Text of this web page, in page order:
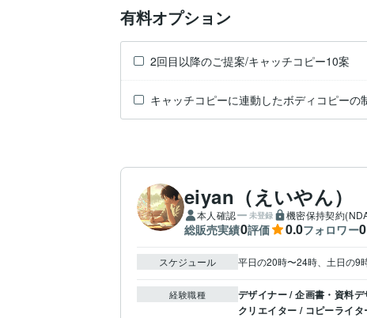
有料オプション
2回目以降のご提案/キャッチコピー10案
キャッチコピーに連動したボディコピーの
eiyan（えいやん）
本人確認 未登録 機密保持契約
総販売実績0評価 0.0フォロワー0
スケジュール 平日の20時〜24時、土日の9
経験職種 デザイナー / 企画書・資料デ
クリエイター / コピーライタ